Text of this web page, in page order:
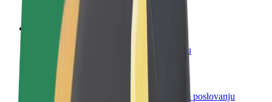
Dosegni više kupaca i povećaj zaradu
Registriraj se kao vlasnik flote
Dodaj svoju flotu na Bolt i povećaj zaradu
Bolt for Business
Bolt proizvodi i usluge prilagođeni tvojem poslovanju